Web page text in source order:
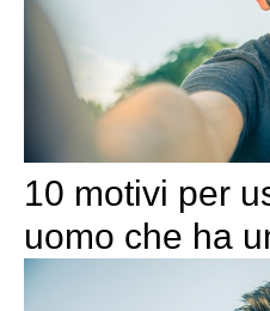
10 motivi per
uomo che ha